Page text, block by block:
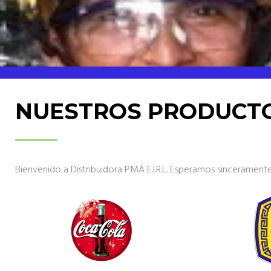
i
o
NUESTROS
Bienvenido a Distribuidora PMA E.I.R.L. Esperamos